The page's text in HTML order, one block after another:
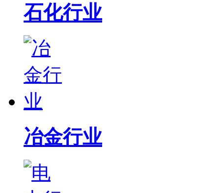
石化行业
冶金行业